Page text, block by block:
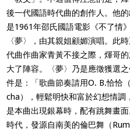
後一代國語時代曲的創作人。他的
是1961年邵氏國語電影《不了情
〈夢〉，由其親姐顧媚演唱。此
代曲作曲家青黃不接之際，煇哥
大了陣容。〈夢〉乃是應徵獲選
件是：「歌曲節奏請用O. B.恰恰
cha），輕鬆明快和富於幻想情調
是本曲出現銀幕時，配有跳舞畫
時代，發源自南美的倫巴舞（